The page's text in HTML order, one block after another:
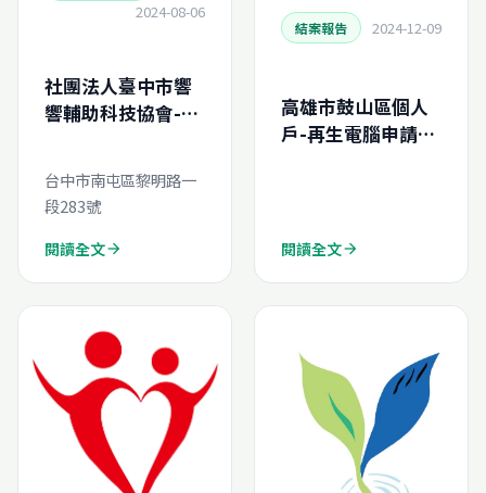
2024-08-06
社團法人臺中市響
響輔助科技協會-再
台中市南屯區黎明路一
段283號
閱讀全文arrow_forward
結案報告 2024-12-09
高雄市鼓山區個人
戶-再生電腦申請結
閱讀全文arrow_forward